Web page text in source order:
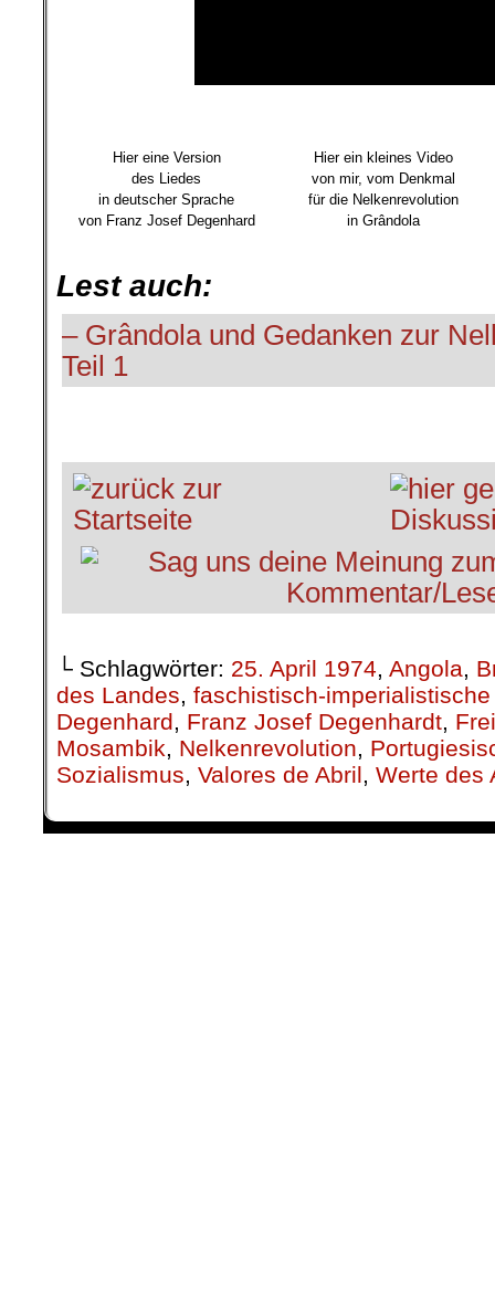
Hier eine Version
des Liedes
in deutscher Sprache
von Franz Josef Degenhard
Hier ein kleines Video
von mir, vom Denkmal
für die Nelkenrevolution
in Grândola
Lest auch:
– Grândola und Gedanken zur
Teil 1
└ Schlagwörter: 25. April 1974, Angola,
des Landes, faschistisch-imperialistische
Degenhard, Franz Josef Degenhardt,
Mosambik, Nelkenrevolution,
Sozialismus, Valores de Abril, Werte des